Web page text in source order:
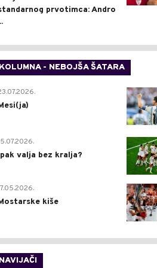
prvotimca: Andro
- NEBOJŠA ŠATARA
valja bez kralja?
kiše